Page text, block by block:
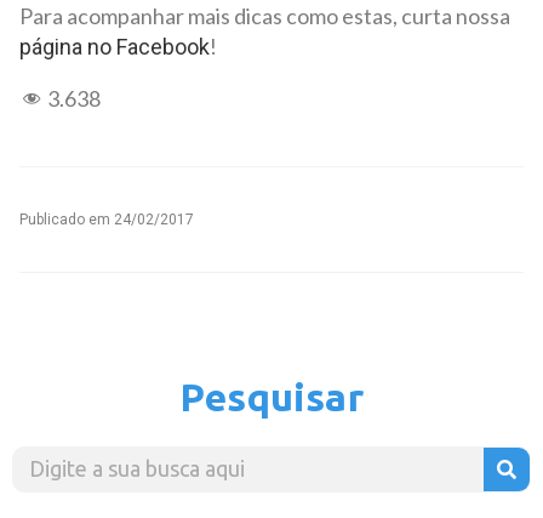
Para acompanhar mais dicas como estas, curta nossa
página no Facebook!
3.638
Publicado em 24/02/2017
Pesquisar